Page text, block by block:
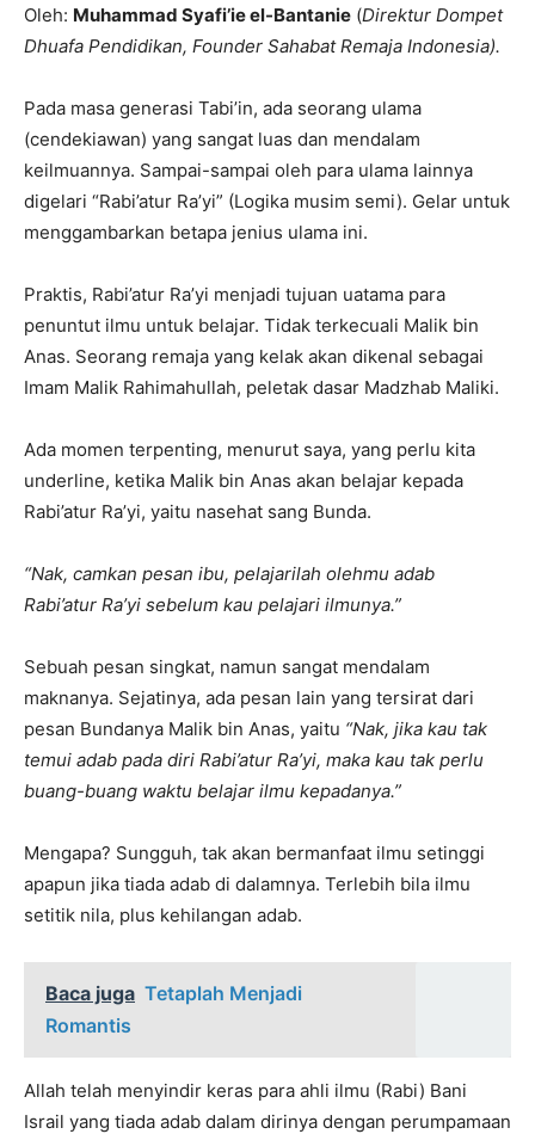
Oleh: Muhammad Syafi’ie el-Bantanie (Direktur Dompet
Dhuafa Pendidikan, Founder Sahabat Remaja Indonesia).
Pada masa generasi Tabi’in, ada seorang ulama
(cendekiawan) yang sangat luas dan mendalam
keilmuannya. Sampai-sampai oleh para ulama lainnya
digelari “Rabi’atur Ra’yi” (Logika musim semi). Gelar untuk
menggambarkan betapa jenius ulama ini.
Praktis, Rabi’atur Ra’yi menjadi tujuan uatama para
penuntut ilmu untuk belajar. Tidak terkecuali Malik bin
Anas. Seorang remaja yang kelak akan dikenal sebagai
Imam Malik Rahimahullah, peletak dasar Madzhab Maliki.
Ada momen terpenting, menurut saya, yang perlu kita
underline, ketika Malik bin Anas akan belajar kepada
Rabi’atur Ra’yi, yaitu nasehat sang Bunda.
“Nak, camkan pesan ibu, pelajarilah olehmu adab
Rabi’atur Ra’yi sebelum kau pelajari ilmunya.”
Sebuah pesan singkat, namun sangat mendalam
maknanya. Sejatinya, ada pesan lain yang tersirat dari
pesan Bundanya Malik bin Anas, yaitu “Nak, jika kau tak
temui adab pada diri Rabi’atur Ra’yi, maka kau tak perlu
buang-buang waktu belajar ilmu kepadanya.”
Mengapa? Sungguh, tak akan bermanfaat ilmu setinggi
apapun jika tiada adab di dalamnya. Terlebih bila ilmu
setitik nila, plus kehilangan adab.
Baca juga Tetaplah Menjadi
Romantis
Allah telah menyindir keras para ahli ilmu (Rabi) Bani
Israil yang tiada adab dalam dirinya dengan perumpamaan